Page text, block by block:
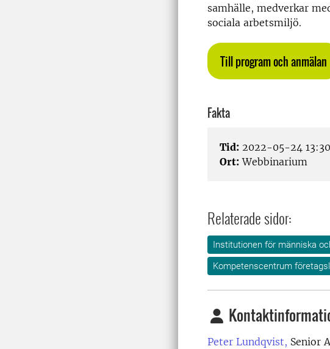
samhälle, medverkar
sociala arbetsmiljö.
Till program och anmälan
Fakta
Tid: 2022-05-24
Ort: Webbinarium
Relaterade sidor:
Institutionen för människa
Kompetenscentrum
Peter Lundqvist, Senior